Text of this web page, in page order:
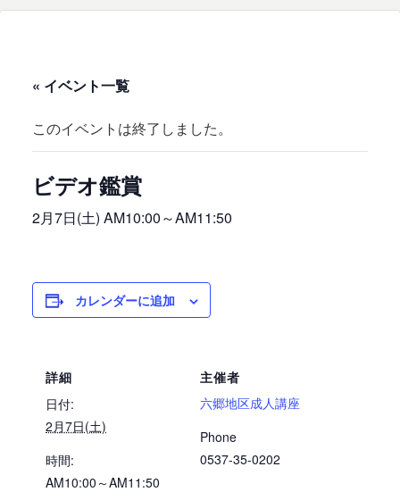
« イベント一覧
このイベントは終了しました。
ビデオ鑑賞
2月7日(土) AM10:00～AM11:50
カレンダーに追加
詳細
日付:
2月7日(土)
時間:
AM10:00～AM11:50
主催者
六郷地区成人講座
Phone
0537-35-0202